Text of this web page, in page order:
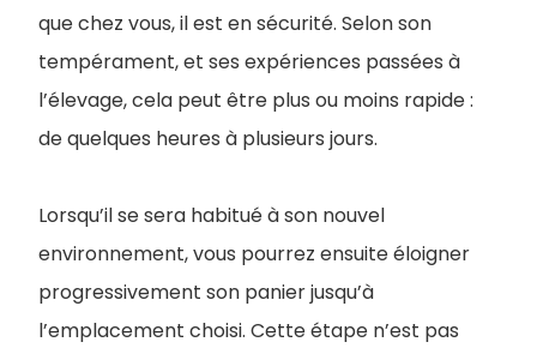
que chez vous, il est en sécurité. Selon son
tempérament, et ses expériences passées à
l’élevage, cela peut être plus ou moins rapide :
de quelques heures à plusieurs jours.
Lorsqu’il se sera habitué à son nouvel
environnement, vous pourrez ensuite éloigner
progressivement son panier jusqu’à
l’emplacement choisi. Cette étape n’est pas